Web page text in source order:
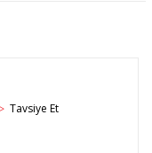
Tavsiye Et